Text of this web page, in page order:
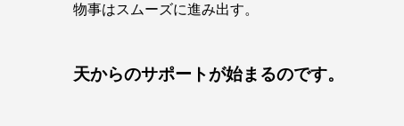
物事はスムーズに進み出す。
天からのサポートが始まるのです。